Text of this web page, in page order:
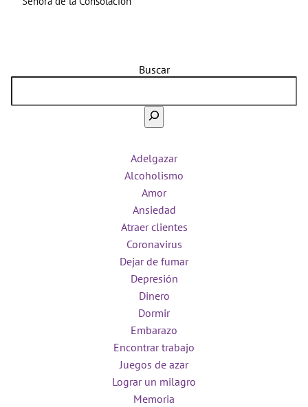
Buscar
Adelgazar
Alcoholismo
Amor
Ansiedad
Atraer clientes
Coronavirus
Dejar de fumar
Depresión
Dinero
Dormir
Embarazo
Encontrar trabajo
Juegos de azar
Lograr un milagro
Memoria